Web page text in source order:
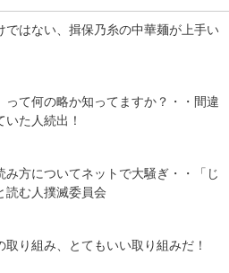
ではない、揖保乃糸の中華麺が上手い
って何の略か知ってますか？・・間違
いた人続出！
み方についてネットで大騒ぎ・・「じ
読む人撲滅委員会
取り組み、とてもいい取り組みだ！